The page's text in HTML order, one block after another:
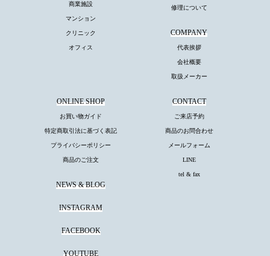
商業施設
マンション
クリニック
オフィス
修理について
COMPANY
代表挨拶
会社概要
取扱メーカー
CONTACT
ご来店予約
商品のお問合わせ
メールフォーム
LINE
tel & fax
ONLINE SHOP
お買い物ガイド
特定商取引法に基づく表記
プライバシーポリシー
商品のご注文
NEWS & BLOG
INSTAGRAM
FACEBOOK
YOUTUBE